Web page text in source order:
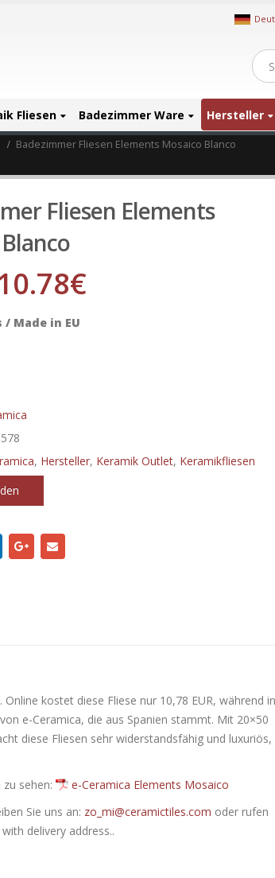
Fliesen Badezimmer Ware Hersteller
Badezimmer Fliesen Elements Mosaico Blanco
Fliesen Elements
€
/ Made in EU
, Hersteller, Keramik Outlet, Keramikfliesen
kostet diese Fliese nur 10,78 EUR, während in
e-Ceramica, die aus Spanien stammt. Mit 20×50
diese Fliesen sehr widerstandsfähig und luxuriös,
sehen:
e-Ceramica Elements Mosaico
Sie uns an: zo_mi@ceramictiles.com oder rufen
delivery address..